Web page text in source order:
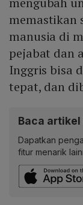
memastikan
manusia di
pejabat dan
Inggris bisa
tepat, dan
Baca
Dapatkan
fitur menarik